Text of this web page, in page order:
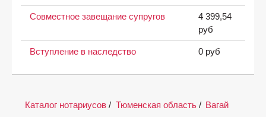
Совместное завещание супругов
4 399,54
руб
Вступление в наследство 0 руб
Каталог нотариусов / Тюменская область / Вагай